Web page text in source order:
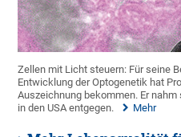
Zellen mit Licht steuern: Für seine
Entwicklung der Optogenetik hat
Auszeichnung bekommen. Er
in den USA entgegen.
Mehr